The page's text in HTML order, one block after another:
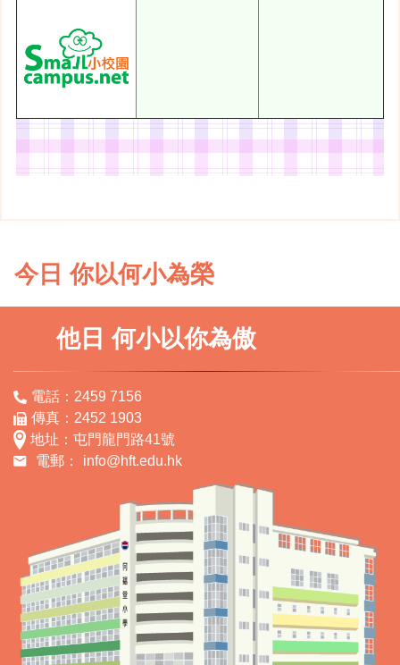
今日 你以何小為榮
他日 何小以你為傲
電話：2459 7156
傳真：2452 1903
地址：屯門龍門路41號
電郵：
info@hft.edu.hk